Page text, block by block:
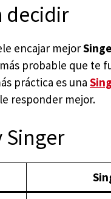
decidir
encajar mejor
probable que te
práctica es una
responder mejor.
Singer